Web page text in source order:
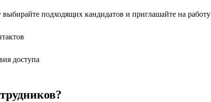
подходящих кандидатов и приглашайте на работу
доступа